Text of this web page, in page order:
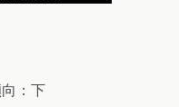
：下